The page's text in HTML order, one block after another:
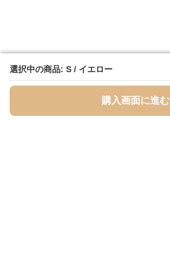
選択中の商品: S / イエロー
購入画面に進む
選択中の商品: S / イエロー
購入画面に進む